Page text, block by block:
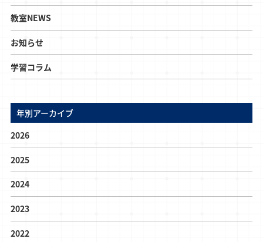
教室NEWS
お知らせ
学習コラム
年別アーカイブ
2026
2025
2024
2023
2022